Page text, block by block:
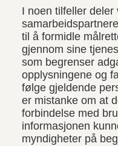
I noen tilfeller deler
til å formidle
gjennom sine
som begrenser
opplysningene og
følge gjeldende
er mistanke om at
forbindelse med
informasjonen
myndigheter på